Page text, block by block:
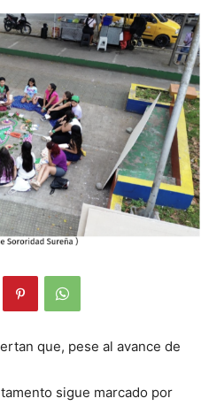
que, pese al avance de
sigue marcado por